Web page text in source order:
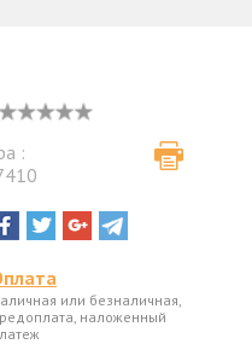
:
или безналичная,
наложенный